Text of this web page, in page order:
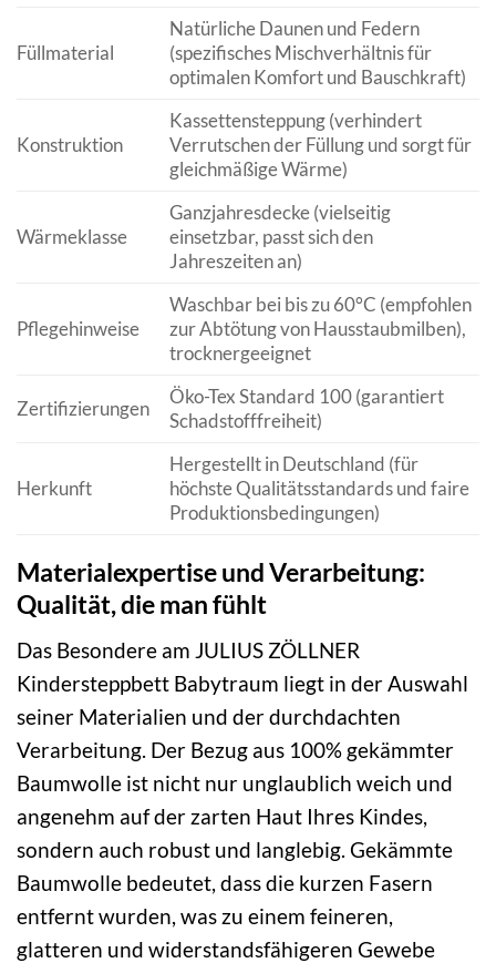
Füllmaterial
Natürliche Daunen und Federn
(spezifisches Mischverhältnis für
optimalen Komfort und Bauschkraft)
Konstruktion
Kassettensteppung (verhindert
Verrutschen der Füllung und sorgt für
gleichmäßige Wärme)
Wärmeklasse
Ganzjahresdecke (vielseitig
einsetzbar, passt sich den
Jahreszeiten an)
Pflegehinweise
Waschbar bei bis zu 60°C (empfohlen
zur Abtötung von Hausstaubmilben),
trocknergeeignet
Zertifizierungen
Öko-Tex Standard 100 (garantiert
Schadstofffreiheit)
Herkunft
Hergestellt in Deutschland (für
höchste Qualitätsstandards und faire
Produktionsbedingungen)
Materialexpertise und Verarbeitung:
Qualität, die man fühlt
Das Besondere am JULIUS ZÖLLNER
Kindersteppbett Babytraum liegt in der Auswahl
seiner Materialien und der durchdachten
Verarbeitung. Der Bezug aus 100% gekämmter
Baumwolle ist nicht nur unglaublich weich und
angenehm auf der zarten Haut Ihres Kindes,
sondern auch robust und langlebig. Gekämmte
Baumwolle bedeutet, dass die kurzen Fasern
entfernt wurden, was zu einem feineren,
glatteren und widerstandsfähigeren Gewebe